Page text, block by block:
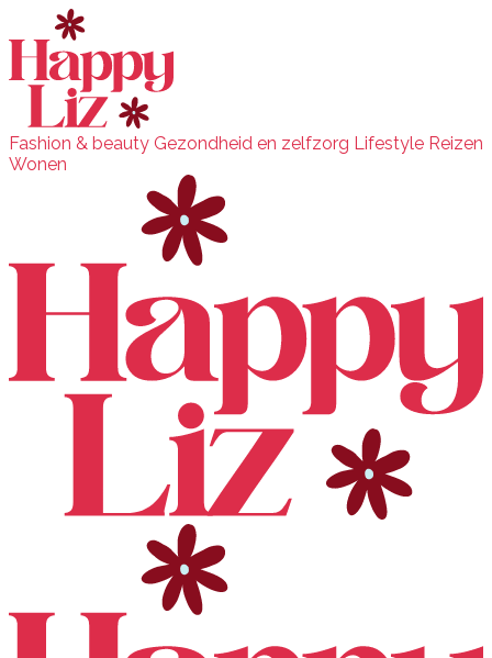
Fashion & beauty Gezondheid en zelfzorg Lifestyle Reizen
Wonen